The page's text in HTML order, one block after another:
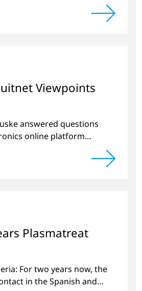
Viewpoints
answered questions
online platform
a review of 2022 and a
Plasmatreat
For two years now, the
in the Spanish and